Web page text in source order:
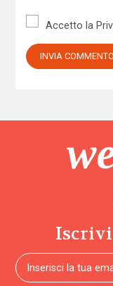
Accetto la